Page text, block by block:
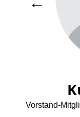
Vorstand-